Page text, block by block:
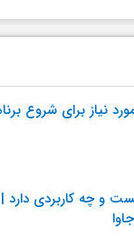
نیاز برای شروع
و چه کاربردی دارد |